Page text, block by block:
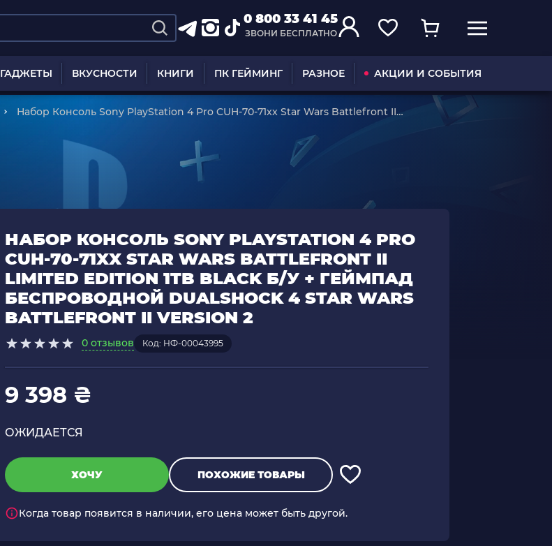
0 800 33 41 45
ЗВОНИ БЕСПЛАТНО
ГАДЖЕТЫ ВКУСНОСТИ КНИГИ ПК ГЕЙМИНГ РАЗНОЕ АКЦИИ И СОБЫТИЯ
Набор Консоль Sony PlayStation 4 Pro CUH-70-71xx Star Wars Battlefront II
Wars Battlefront II Version 2
НАБОР КОНСОЛЬ SONY PLAYSTATION 4 PRO
CUH-70-71XX STAR WARS BATTLEFRONT II
LIMITED EDITION 1TB BLACK Б/У + ГЕЙМПАД
БЕСПРОВОДНОЙ DUALSHOCK 4 STAR WARS
BATTLEFRONT II VERSION 2
0 отзывов Код: НФ-00043995
9 398 ₴
ОЖИДАЕТСЯ
ХОЧУ ПОХОЖИЕ ТОВАРЫ
Когда товар появится в наличии, его цена может быть другой.